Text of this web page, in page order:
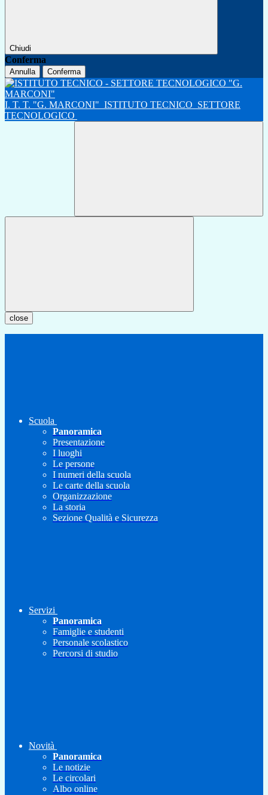
Chiudi
Conferma
Annulla Conferma
I. T. T. "G. MARCONI" ISTITUTO TECNICO SETTORE
TECNOLOGICO
close
Scuola
Panoramica
Presentazione
I luoghi
Le persone
I numeri della scuola
Le carte della scuola
Organizzazione
La storia
Sezione Qualità e Sicurezza
Servizi
Panoramica
Famiglie e studenti
Personale scolastico
Percorsi di studio
Novità
Panoramica
Le notizie
Le circolari
Albo online